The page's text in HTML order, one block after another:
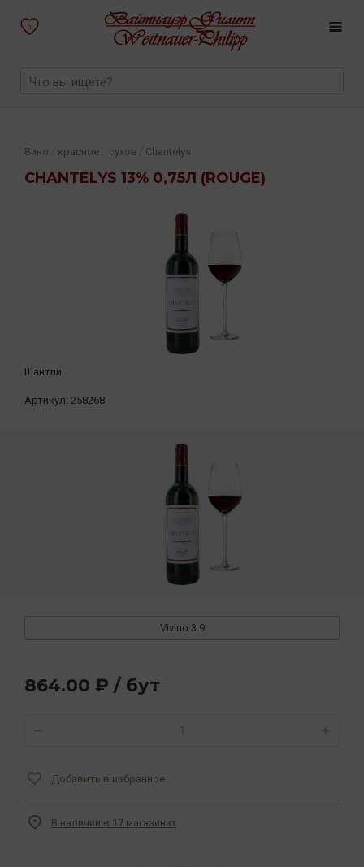
0
CHANTELYS 13% 0,75Л (ROUGE)
Вино красное сухое Chantelys
Шантли
Артикул: 258268
Vivino 3.9
864.00 ₽ / бут
Добавить в избранное
В наличии в 17 магазинах